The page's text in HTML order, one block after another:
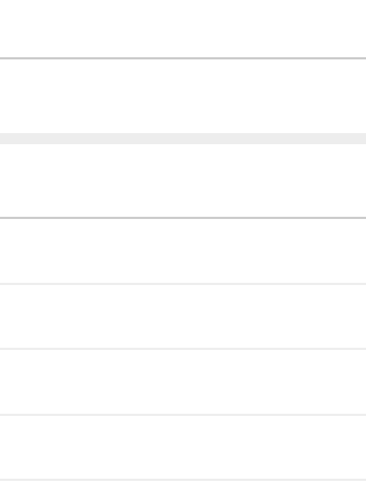
河村、辛力屯村）、十三陵
庄社区、南新村、大宫门
监村、昭陵村、景陵村、
村、麻峪房村、黄泉寺村）
村、木厂村、沙岭村、海
汤山镇（东官庄村、前蔺
社区、常兴庄村、汤南社
村、金汤社区、阿苏卫村
、都市芳园社区、马连店